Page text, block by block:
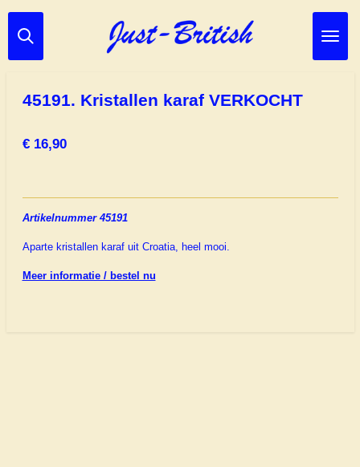
Ga
direct
45191. Kristallen karaf VERKOCHT
€ 16,90
Artikelnummer 45191
Aparte kristallen karaf uit Croatia, heel mooi.
Meer informatie / bestel nu